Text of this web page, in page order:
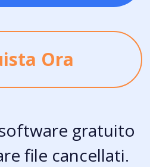
Ora
gratuito
file cancellati.